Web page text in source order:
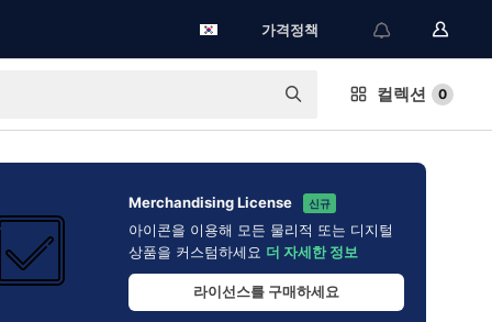
가격정책
컬렉션 0
Merchandising License 신규
아이콘을 이용해 모든 물리적 또는 디지털
상품을 커스텀하세요 더 자세한 정보
라이선스를 구매하세요